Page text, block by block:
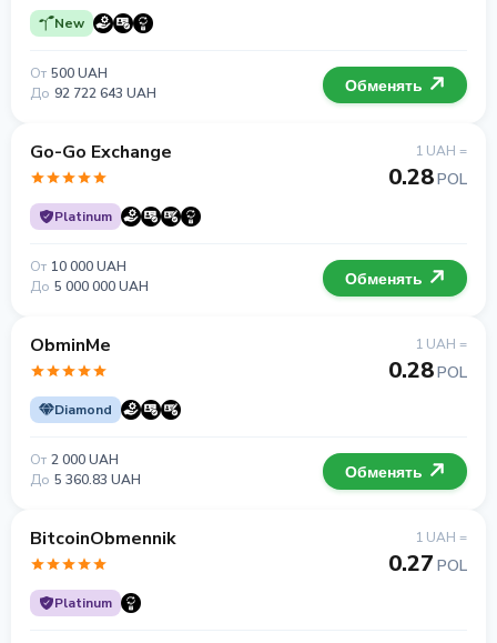
New
От 500 UAH
До 92 722 643 UAH Обменять
Go-Go Exchange
Platinum
1 UAH =
0.28POL
От 10 000 UAH
До 5 000 000 UAH Обменять
ObminMe
Diamond
1 UAH =
0.28POL
От 2 000 UAH
До 5 360.83 UAH Обменять
BitcoinObmennik
Platinum
1 UAH =
0.27 POL